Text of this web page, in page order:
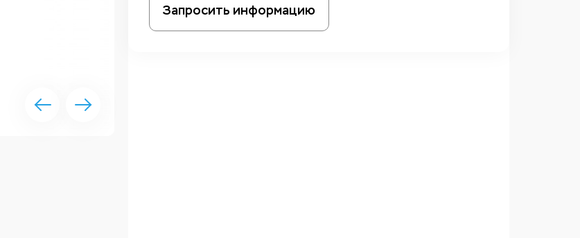
Запросить информацию